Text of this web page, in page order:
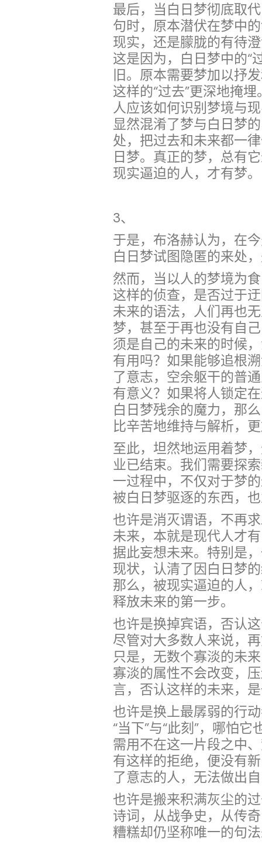
最后，当白日梦彻底取
句时，原本潜伏在梦中
现实，还是朦胧的有待
这是因为，白日梦中的“
旧。原本需要梦加以抒
这样的“过去”更深地掩
人应该如何识别梦境与
显然混淆了梦与白日梦
处，把过去和未来都一
日梦。真正的梦，总有
现实逼迫的人，才有梦。
3、
于是，布洛赫认为，在
白日梦试图隐匿的来处
然而，当以人的梦境为
这样的侦查，是否过于
未来的语法，人们再也
梦，甚至于再也没有自
须是自己的未来的时候
有用吗？如果能够追根
了意志，空余躯干的普
有意义？如果将人锁定
白日梦残余的魔力，那
比辛苦地维持与解析，
至此，坦然地运用着梦
业已结束。我们需要探
一过程中，不仅对于梦
被白日梦驱逐的东西，
也许是消灭谓语，不再
未来，本就是现代人才
据此妄想未来。特别是
现状，认清了因白日梦
那么，被现实逼迫的人
释放未来的第一步。
也许是换掉宾语，否认
尽管对大多数人来说，
只是，无数个寡淡的未
寡淡的属性不会改变，
言，否认这样的未来，
也许是换上最孱弱的行
“当下”与“此刻”，哪怕
需用不在这一片段之中
有这样的拒绝，便没有
了意志的人，无法做出
也许是搬来积满灰尘的
诗词，从战争史，从传
糟糕却仍坚称唯一的句